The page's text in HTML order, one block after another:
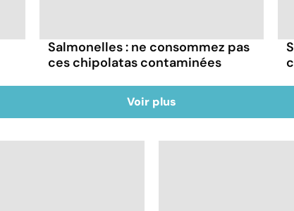
Salmonelles : ne consommez pas
ces chipolatas contaminées
Voir plus